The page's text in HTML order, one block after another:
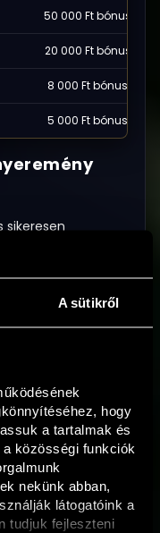
A sütikről
hogy
a tartalmak és
közösségi funkciók
nekünk abban,
látogatóink a
tudjuk fejleszteni
50 000 Ft
20 000 Ft
8 000 Ft bónuszpénz
5 000 Ft bónuszpénz
sikeresen
rendelkezik.
időtartama
ha
kifolyólag egy
műszaki probléma
kerül, és a
beszámításra a